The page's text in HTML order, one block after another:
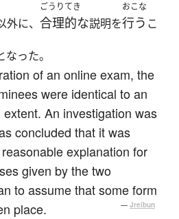
に、
ごうりてき
合理的な説明を
おこな
行う こ
った。
of an online exam, the
were identical to an
An investigation was
concluded that it was
explanation for
given by the two
to assume that some form
place.
— Jreibun